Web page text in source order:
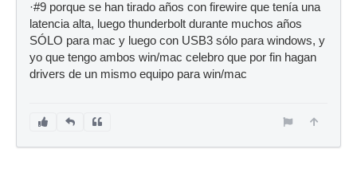
·#9 porque se han tirado años con firewire que tenía una
latencia alta, luego thunderbolt durante muchos años
SÓLO para mac y luego con USB3 sólo para windows, y
yo que tengo ambos win/mac celebro que por fin hagan
drivers de un mismo equipo para win/mac